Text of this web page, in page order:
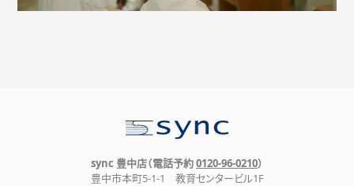
sync 豊中店（電話予約0120-96-0210）
豊中市本町5-1-1 教育センタービル1F